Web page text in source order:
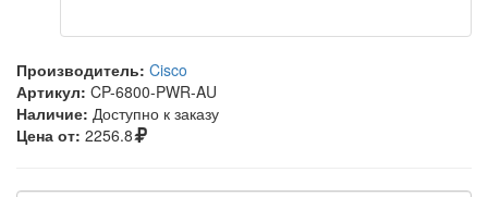
Производитель: Cisco
Артикул: CP-6800-PWR-AU
Наличие: Доступно к заказу
Цена от: 2256.8